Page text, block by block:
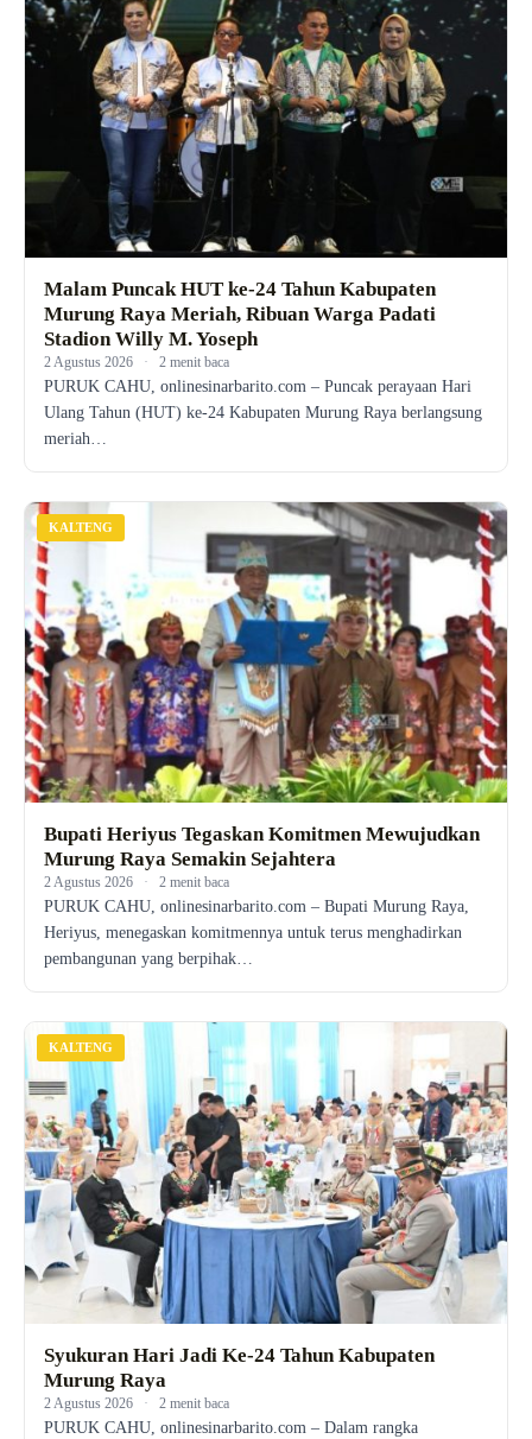
Malam Puncak HUT ke-24 Tahun Kabupaten
Murung Raya Meriah, Ribuan Warga Padati
Stadion Willy M. Yoseph
2 Agustus 2026 · 2 menit baca
PURUK CAHU, onlinesinarbarito.com – Puncak perayaan Hari
Ulang Tahun (HUT) ke-24 Kabupaten Murung Raya berlangsung
meriah…
KALTENG
Bupati Heriyus Tegaskan Komitmen Mewujudkan
Murung Raya Semakin Sejahtera
2 Agustus 2026 · 2 menit baca
PURUK CAHU, onlinesinarbarito.com – Bupati Murung Raya,
Heriyus, menegaskan komitmennya untuk terus menghadirkan
pembangunan yang berpihak…
KALTENG
Syukuran Hari Jadi Ke-24 Tahun Kabupaten
Murung Raya
2 Agustus 2026 · 2 menit baca
PURUK CAHU, onlinesinarbarito.com – Dalam rangka